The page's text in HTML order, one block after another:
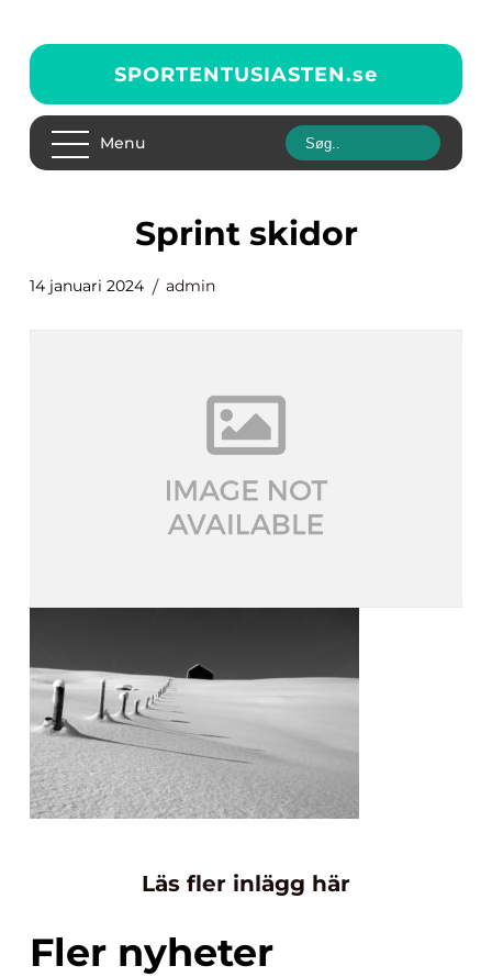
SPORTENTUSIASTEN.se
Menu
sprint skidor
14 januari 2024 admin
Läs fler inlägg här
Fler nyheter